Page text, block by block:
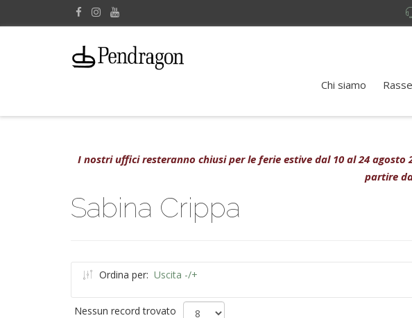
Chi siamo
I nostri uffici resteranno chiusi per le ferie estive dal 10 al 24
partire
Sabina Crippa
Ordina per: Uscita -/+
Nessun record trovato